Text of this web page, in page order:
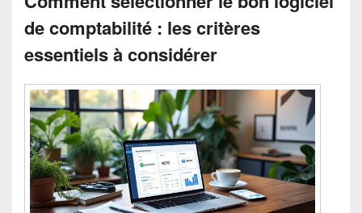
de comptabilité : les critères
essentiels à considérer